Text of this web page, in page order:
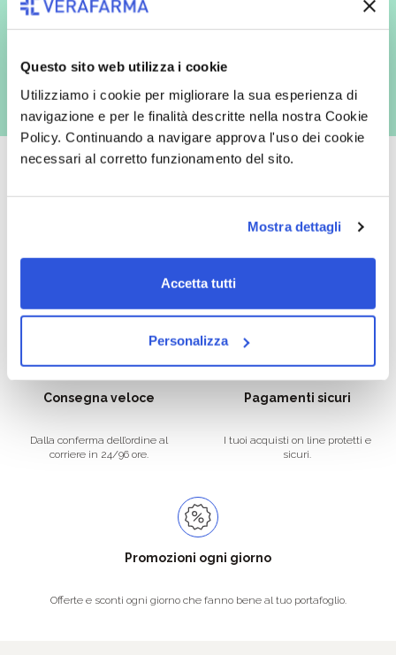
Questo sito web utilizza i cookie
Utilizziamo i cookie per migliorare la sua esperienza di
navigazione e per le finalità descritte nella nostra Cookie
Policy. Continuando a navigare approva l'uso dei cookie
necessari al corretto funzionamento del sito.
Mostra dettagli
Accetta tutti
Personalizza
marketing (con modalità telematiche - quali ad es. newsletter ed e-mail
con inviti e comunicazioni commerciali - e modalità tradizionali, quali ad
per soddisfare tutte le esigenze.
Spedizione gratuita
la spedizione la regaliamo noi.
Consegna veloce
Dalla conferma dell’ordine al
corriere in 24/96 ore.
Pagamenti sicuri
I tuoi acquisti on line protetti e
sicuri.
Promozioni ogni giorno
Offerte e sconti ogni giorno che fanno bene al tuo portafoglio.